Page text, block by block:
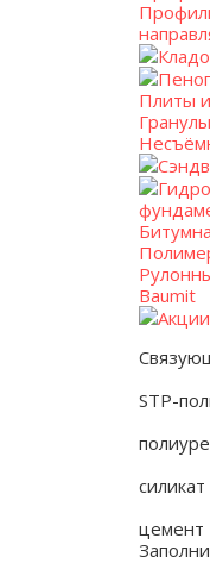
Плиты
Гранулы
Baumit
Акции
STP-
силикат
цемент